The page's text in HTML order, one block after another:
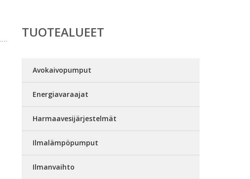
TUOTEALUEET
Avokaivopumput
Energiavaraajat
Harmaavesijärjestelmät
Ilmalämpöpumput
Ilmanvaihto